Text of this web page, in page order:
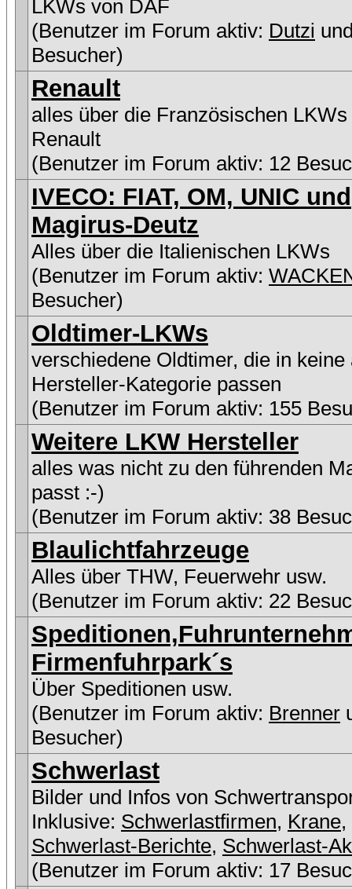
LKWs von DAF
(Benutzer im Forum aktiv: Dutzi
Besucher)
Renault
alles über die Französischen LKWs
Renault
(Benutzer im Forum aktiv: 12
IVECO: FIAT, OM, UNIC und
Magirus-Deutz
Alles über die Italienischen LKWs
(Benutzer im Forum aktiv:
Besucher)
Oldtimer-LKWs
verschiedene Oldtimer, die in keine
Hersteller-Kategorie passen
(Benutzer im Forum aktiv: 155
Weitere LKW Hersteller
alles was nicht zu den führenden
passt :-)
(Benutzer im Forum aktiv: 38
Blaulichtfahrzeuge
Alles über THW, Feuerwehr usw.
(Benutzer im Forum aktiv: 22
Firmenfuhrpark´s
Über Speditionen usw.
(Benutzer im Forum aktiv: Brenner
Besucher)
Schwerlast
Bilder und Infos von
Inklusive: Schwerlastfirmen, Krane,
Schwerlast-Berichte, Schwerlast-
(Benutzer im Forum aktiv: 17